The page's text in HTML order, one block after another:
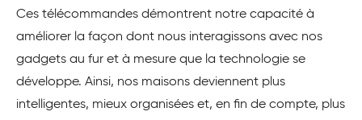
Ces télécommandes démontrent notre capacité à
améliorer la façon dont nous interagissons avec nos
gadgets au fur et à mesure que la technologie se
développe. Ainsi, nos maisons deviennent plus
intelligentes, mieux organisées et, en fin de compte, plus